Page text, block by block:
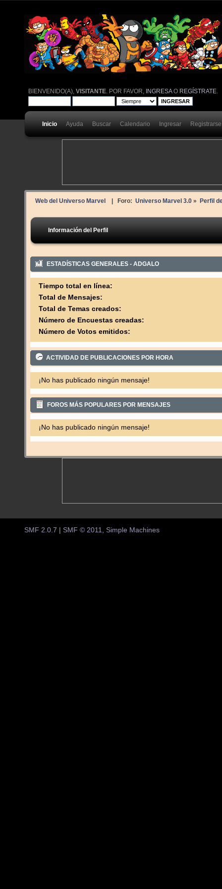
BIENVENIDO(A),VISITANTE . POR FAVOR, INGRESAO REGÍSTRATE
Inicio Ayuda Buscar Calendario Ingresar Registrarse
Web del Universo Marvel | Foro: Universo Marvel 3.0» Perfil
Información del Perfil
ESTADÍSTICAS GENERALES - ADGALO
Tiempo total en línea:
Total de Mensajes:
Total de Temas creados:
Número de Encuestas creadas:
Número de Votos emitidos:
ACTIVIDAD DE PUBLICACIONES POR HORA
¡No has publicado ningún mensaje!
FOROS MÁS POPULARES POR MENSAJES
¡No has publicado ningún mensaje!
SMF 2.0.7 SMF © 2011 Simple Machines